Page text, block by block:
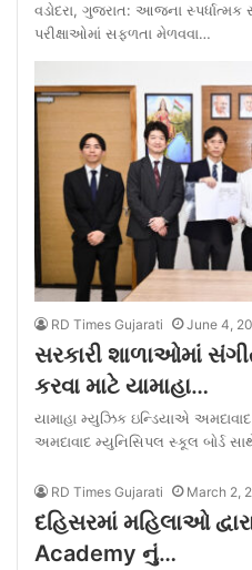
વડોદરા, ગુજરાત: આજના
પરીક્ષાઓમાં સફળતા મેળવવા…
RD Times Gujarati June 4,
સરકારી શાળાઓમાં
કરવા માટે યામાહા…
યામાહા મ્યુઝિક ઇન્ડિયાએ
અમદાવાદ મ્યુનિસિપલ સ્કૂલ બોર્ડ
RD Times Gujarati March 2,
દહિસરમાં મહિલાઓ
Academy નું…